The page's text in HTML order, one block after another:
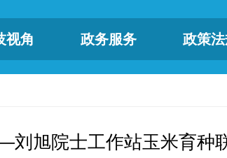
视角 政务服务 政策
旭院士工作站玉米育种